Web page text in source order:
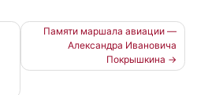
Памяти маршала авиации —
Александра Ивановича
Покрышкина